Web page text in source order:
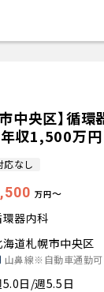
中央区】循
年収1,500万円
応なし
万円〜
環器内科
海道札幌市中央区
山鼻線※自動車通勤可
5.0日/週5.5日